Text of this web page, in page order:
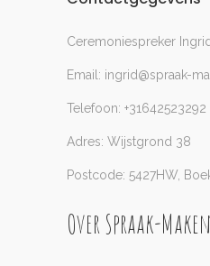
Ceremoniespreker
Email: ingrid@spraak-
Telefoon: +31642523292
Adres: Wijstgrond 38
Postcode: 5427HW,
Over Spraak-